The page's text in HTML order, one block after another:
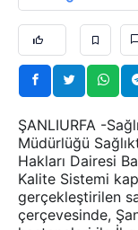
ŞANLIURFA -
Müdürlüğü
Hakları Dairesi
Kalite Sistemi
gerçekleştirilen
çerçevesinde,